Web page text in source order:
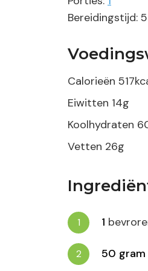
Bereidingstijd: 5
Calorieën 517
Eiwitten 14g
Koolhydraten
Vetten 26g
1
50 gram